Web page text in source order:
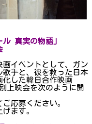
真実の物語」
画イベントとして、ガン
手と、彼を救った日本
化した韓日合作映画
上映会を次のように開
応募ください。
ます。